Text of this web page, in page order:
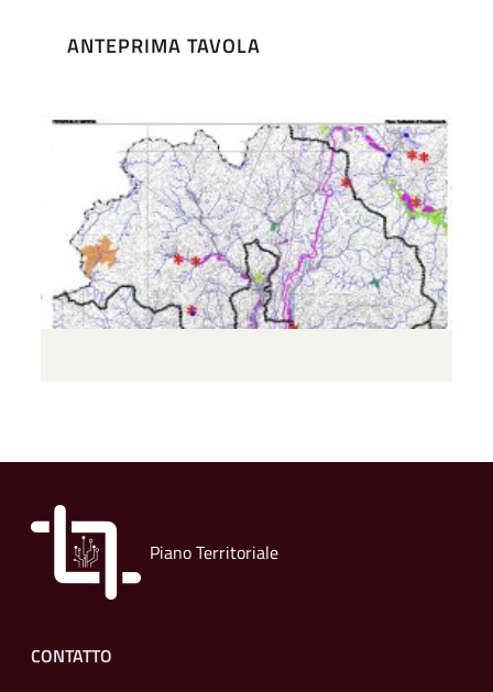
ANTEPRIMA TAVOLA
Piano Territoriale
Footer menu
CONTATTO